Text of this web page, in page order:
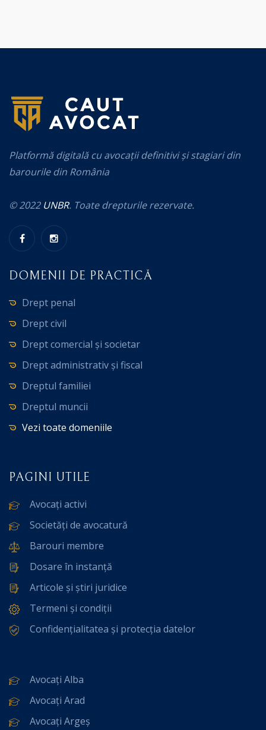
Platformă digitală cu avocații definitivi și stagiari din
barourile din România
© 2022 UNBR. Toate drepturile rezervate.
DOMENII DE PRACTICĂ
Drept penal
Drept civil
Drept comercial și societar
Drept administrativ și fiscal
Dreptul familiei
Dreptul muncii
Vezi toate domeniile
PAGINI UTILE
Avocați activi
Societăți de avocatură
Barouri membre
Dosare în instanță
Articole și știri juridice
Termeni și condiții
Confidențialitatea și protecția datelor
Avocați Alba
Avocați Arad
Avocați Argeș